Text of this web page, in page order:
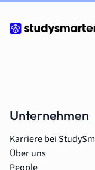
Unternehmen
Karriere bei
Über uns